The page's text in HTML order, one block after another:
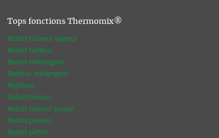
Tops fonctions Thermomix®
Robot cuiseur vapeur
Robot batteur
Robot mélangeur
Batteur mélangeur
Mijoteur
Robot mixeur
Robot mixeur soupe
Robot peseur
Robot pétrin